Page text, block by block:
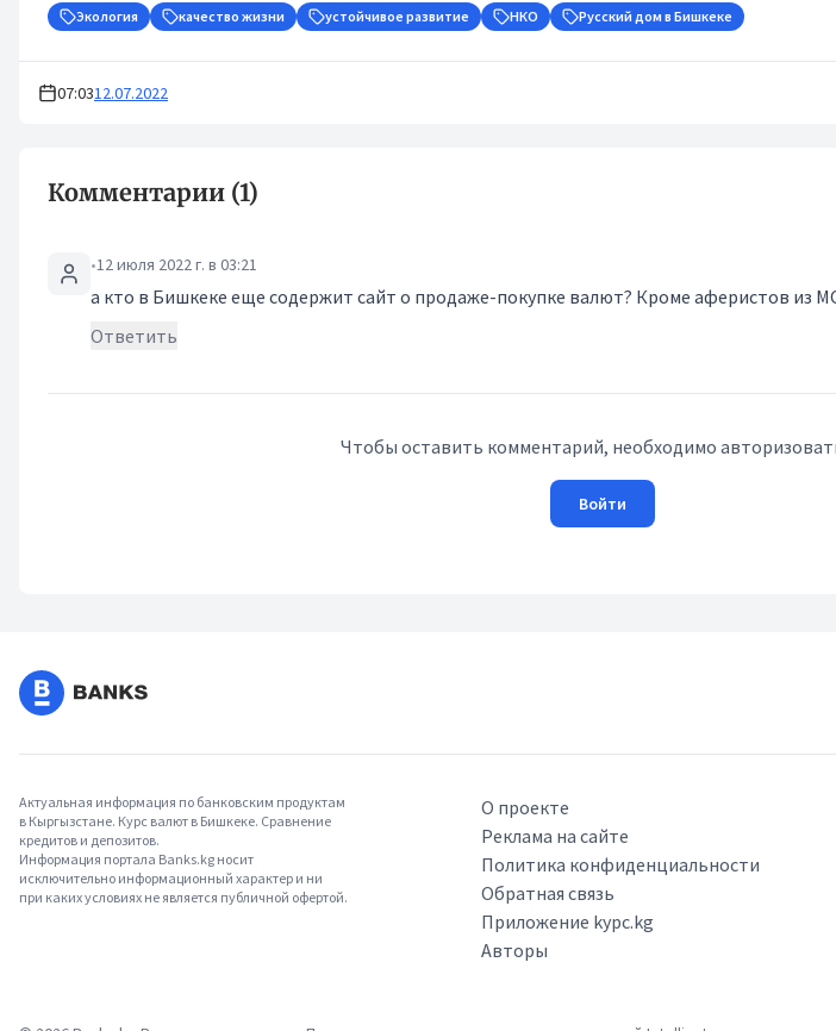
Экология качество жизни устойчивое развитие НКО Русский дом в Бишкеке
07:0312.07.2022
Комментарии (1)
•12 июля 2022 г. в 03:21
а кто в Бишкеке еще содержит сайт о продаже-покупке валют? Кроме аферистов из
Ответить
Чтобы оставить комментарий, необходимо
Войти
Актуальная информация по банковским продуктам
в Кыргызстане. Курс валют в Бишкеке. Сравнение
кредитов и депозитов.
Информация портала Banks.kg носит
исключительно информационный характер и ни
при каких условиях не является публичной офертой.
О проекте
Реклама на сайте
Политика конфиденциальности
Обратная связь
Приложение kypc.kg
Авторы